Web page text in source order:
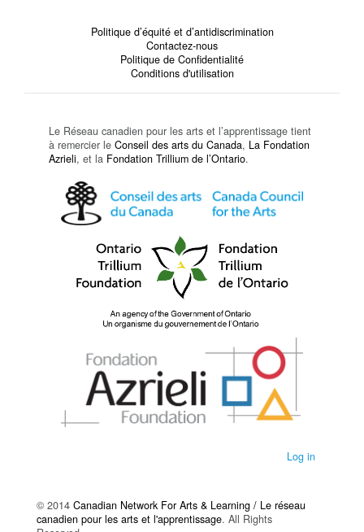
Politique d’équité et d’antidiscrimination
Contactez-nous
Politique de Confidentialité
Conditions d'utilisation
Le Réseau canadien pour les arts et l’apprentissage tient
à remercier le Conseil des arts du Canada, La Fondation
Azrieli, et la Fondation Trillium de l’Ontario.
Log in
© 2014 Canadian Network For Arts & Learning / Le réseau
canadien pour les arts et l'apprentissage. All Rights